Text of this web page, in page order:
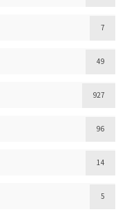
7
49
927
96
14
5